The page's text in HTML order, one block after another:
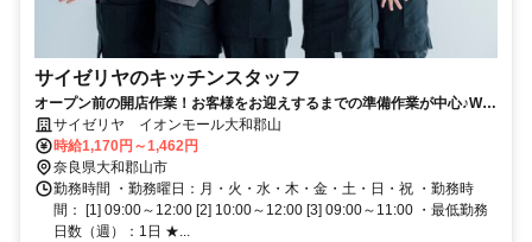
サイゼリヤのキッチンスタッフ
オープン前の開店作業！お客様をお迎えするまでの準備作業が中心♪Wワ
ークOK、シフト相談◎
サイゼリヤ イオンモール大和郡山
時給1,170円～1,462円
奈良県大和郡山市
勤務時間 ・勤務曜日：月・火・水・木・金・土・日・祝 ・勤務時
間： [1] 09:00～12:00 [2] 10:00～12:00 [3] 09:00～11:00 ・最低勤務
日数（週）：1日 ★...